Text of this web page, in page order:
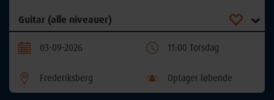
Guitar (alle niveauer)
03-09-2026 11:00 Torsdag
Frederiksberg Optager løbende